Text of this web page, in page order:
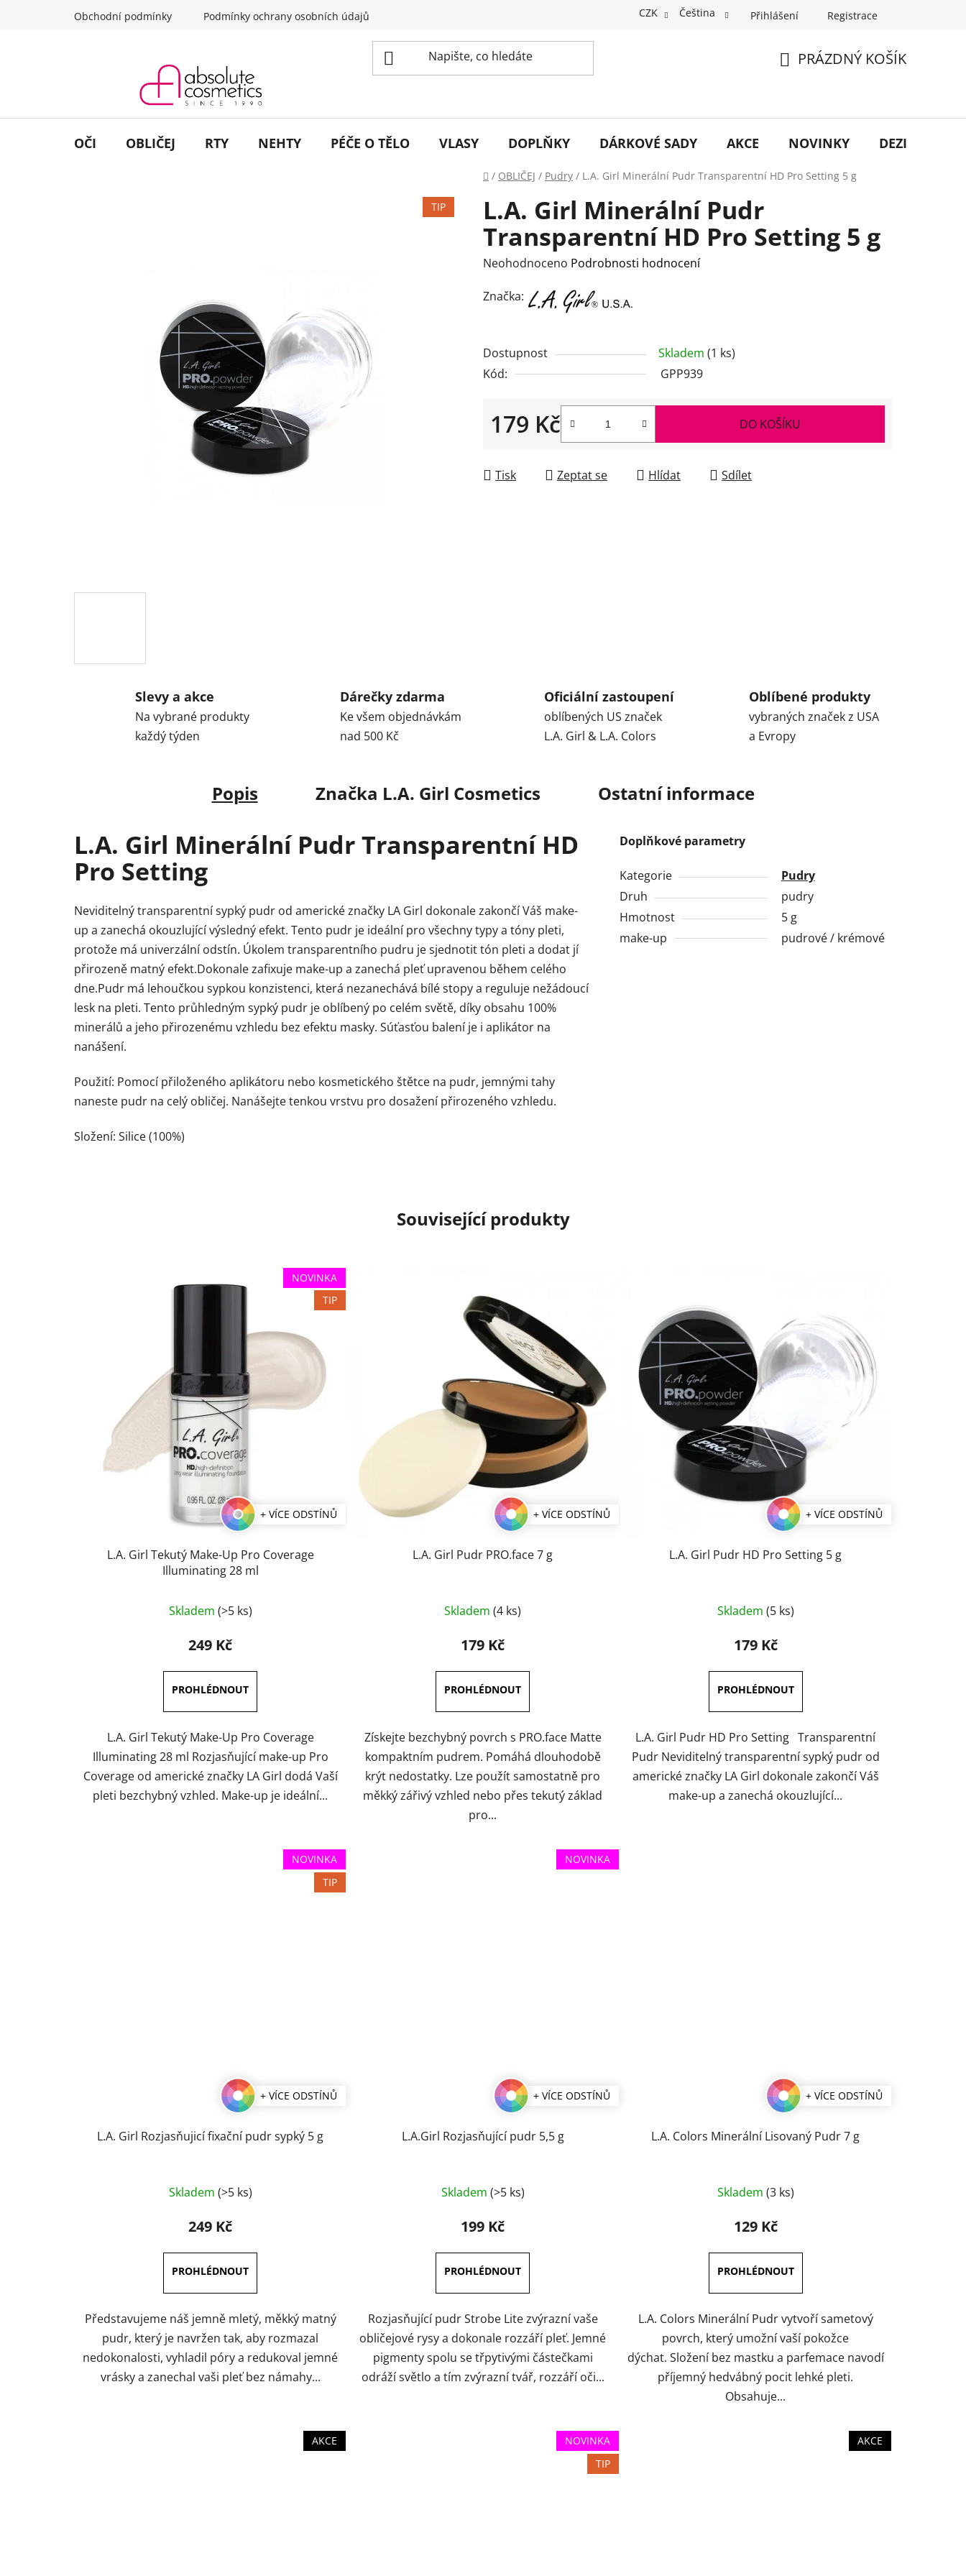
Obchodní podmínky Podmínky ochrany osobních údajů CZK Čeština Přihlášení Registrace
PRÁZDNÝ KOŠÍK
OČI OBLIČEJ RTY NEHTY PÉČE O TĚLO VLASY DOPLŇKY DÁRKOVÉ SADY AKCE NOVINKY DEZINFEKCE
Domů
/ OBLIČEJ / Pudry / L.A. Girl Minerální Pudr Transparentní HD Pro Setting 5 g
L.A. Girl Minerální Pudr
Transparentní HD Pro Setting 5 g
Průměrné
produktu
z
5
Neohodnoceno Podrobnosti hodnocení
Značka:
Dostupnost Skladem (1 ks)
Kód:
GPP939
179 Kč DO KOŠÍKU
Tisk Zeptat se Hlídat Sdílet
TIP
Slevy a akce
Na vybrané produkty
každý týden
Dárečky zdarma
Ke všem objednávkám
nad 500 Kč
Oficiální zastoupení
oblíbených US značek
L.A. Girl & L.A. Colors
Oblíbené produkty
vybraných značek z USA
a Evropy
Popis Značka L.A. Girl Cosmetics Ostatní informace
L.A. Girl Minerální Pudr Transparentní HD
Pro Setting
Neviditelný transparentní sypký pudr od americké značky LA Girl dokonale zakončí Váš make-
up a zanechá okouzlující výsledný efekt. Tento pudr je ideální pro všechny typy a tóny pleti,
protože má univerzální odstín. Úkolem transparentního pudru je sjednotit tón pleti a dodat jí
přirozeně matný efekt.Dokonale zafixuje make-up a zanechá pleť upravenou během celého
dne.Pudr má lehoučkou sypkou konzistenci, která nezanechává bílé stopy a reguluje nežádoucí
lesk na pleti. Tento průhledným sypký pudr je oblíbený po celém světě, díky obsahu 100%
minerálů a jeho přirozenému vzhledu bez efektu masky. Súťasťou balení je i aplikátor na
nanášení.
Použití: Pomocí přiloženého aplikátoru nebo kosmetického štětce na pudr, jemnými tahy
naneste pudr na celý obličej. Nanášejte tenkou vrstvu pro dosažení přirozeného vzhledu.
Složení: Silice (100%)
Doplňkové parametry
Kategorie
Pudry
Druh
pudry
Hmotnost
5 g
make-up
pudrové / krémové
Související produkty
NOVINKA
TIP
+ VÍCE ODSTÍNŮ
L.A. Girl Tekutý Make-Up Pro Coverage
Illuminating 28 ml
hodnocení
produktu
3,6
z
5
hvězdiček.
Skladem (>5 ks)
249 Kč
L.A. Girl Tekutý Make-Up Pro Coverage
Illuminating 28 ml Rozjasňující make-up Pro
Coverage od americké značky LA Girl dodá Vaší
pleti bezchybný vzhled. Make-up je ideální...
+ VÍCE ODSTÍNŮ
L.A. Girl Pudr PRO.face 7 g
hodnocení
produktu
5,0
z
5
hvězdiček.
Skladem(4 ks)
179 Kč
Získejte bezchybný povrch s PRO.face Matte
kompaktním pudrem. Pomáhá dlouhodobě
krýt nedostatky. Lze použít samostatně pro
měkký zářivý vzhled nebo přes tekutý základ
pro...
+ VÍCE ODSTÍNŮ
L.A. Girl Pudr HD Pro Setting 5 g
hodnocení
produktu
5,0
z
5
hvězdiček.
Skladem (5 ks)
179 Kč
L.A. Girl Pudr HD Pro Setting Transparentní
Pudr Neviditelný transparentní sypký pudr od
americké značky LA Girl dokonale zakončí Váš
make-up a zanechá okouzlující...
NOVINKA
TIP
+ VÍCE ODSTÍNŮ
L.A. Girl Rozjasňujicí fixační pudr sypký 5 g
Skladem (>5 ks)
249 Kč
Představujeme náš jemně mletý, měkký matný
pudr, který je navržen tak, aby rozmazal
nedokonalosti, vyhladil póry a redukoval jemné
vrásky a zanechal vaši pleť bez námahy...
NOVINKA
+ VÍCE ODSTÍNŮ
L.A.Girl Rozjasňující pudr 5,5 g
hodnocení
produktu
5,0
z
5
hvězdiček.
Skladem (>5 ks)
199 Kč
Rozjasňující pudr Strobe Lite zvýrazní vaše
obličejové rysy a dokonale rozzáří pleť. Jemné
pigmenty spolu se třpytivými částečkami
odráží světlo a tím zvýrazní tvář, rozzáří oči...
+ VÍCE ODSTÍNŮ
L.A. Colors Minerální Lisovaný Pudr 7 g
hodnocení
produktu
4,5
z
5
hvězdiček.
Skladem (3 ks)
129 Kč
L.A. Colors Minerální Pudr vytvoří sametový
povrch, který umožní vaší pokožce
dýchat. Složení bez mastku a parfemace navodí
příjemný hedvábný pocit lehké pleti.
Obsahuje...
AKCE
NOVINKA
TIP
AKCE